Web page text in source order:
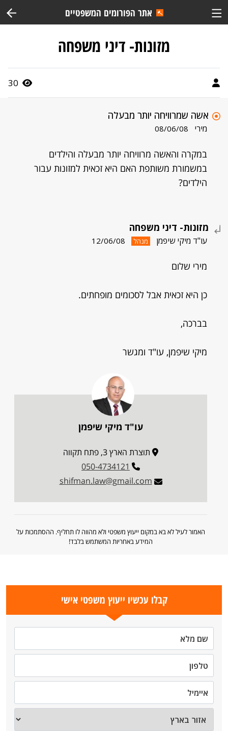
אתר הפורומים המשפטיים
מזונות- דיני משפחה
30
אשה שמרוויחה יותר מבעלה
מירי 08/06/08
במקרה והאשה מרוויחה יותר מבעלה והילדים
במשמורת משותפת האם היא זכאית למזונות עבור
הילדים?
מזונות- דיני משפחה
עו"ד מיקי שיפמן מנהל 12/06/08
מירי שלום
כן היא זכאית אבל לסכומים מופחתים.
בברכה,
מיקי שיפמן, עו"ד ומגשר
עו"ד מיקי שיפמן
תוצרת הארץ 3, פתח תקווה
050-4734121
shifman.law@gmail.com
האמור לעיל לא בא במקום ייעוץ משפטי ולא מהווה לו תחליף. ההסתמכות על
המידע באחריות המשתמש בלבד!
קבלו עכשיו ייעוץ משפטי אישי